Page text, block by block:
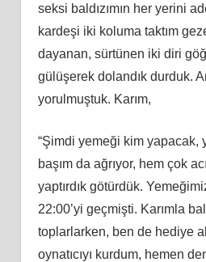
seksi baldızımın her yerini
kardeşi iki koluma taktım
dayanan, sürtünen iki diri
gülüşerek dolandık durduk.
yorulmuştuk. Karım,
“Şimdi yemeği kim yapacak,
başım da ağrıyor, hem çok
yaptırdık götürdük.
22:00’yi geçmişti. Karımla
toplarlarken, ben de hediye
oynatıcıyı kurdum, hemen